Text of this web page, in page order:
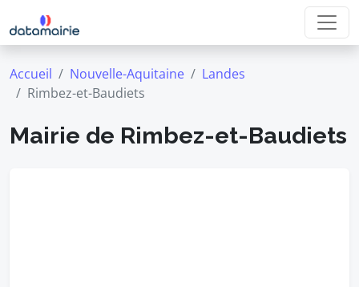
Accueil Nouvelle-Aquitaine
Landes
Rimbez-et-Baudiets
Mairie de Rimbez-et-Baudiets